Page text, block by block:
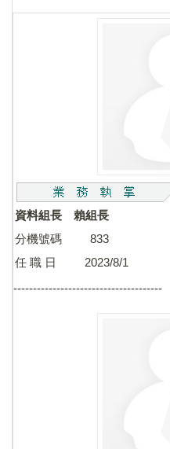
資料組長 賴組長
分機號碼 833
任 職 日 2023/8/1
--------------------------------------